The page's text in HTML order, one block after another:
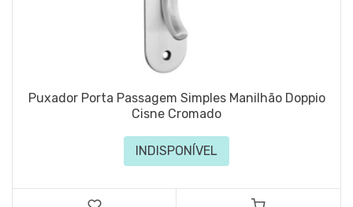
Puxador Porta Passagem Simples Manilhão Doppio
Cisne Cromado
INDISPONÍVEL